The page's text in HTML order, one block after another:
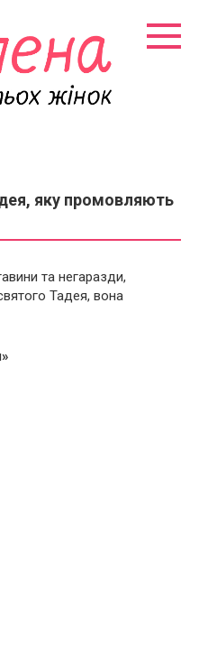
яку промовляють
та негаразди,
Тадея, вона